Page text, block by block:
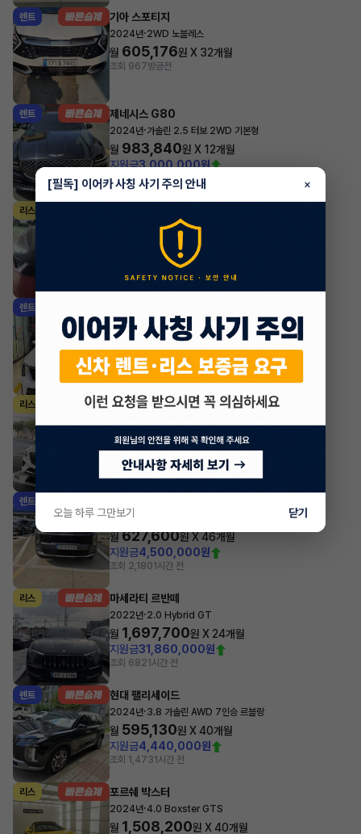
렌트 기아 스포티지
2024년·2WD 노블레스
월 605,176원 X 32개월
조회 967방금전
렌트 제네시스 G80
2024년·가솔린 2.5 터보 2WD 기본형
월 983,840원 X 12개월
지원금3,000,000원
조회 6,588방금전
리스
가솔린 2.0 터보 N DCT
594,980 원 X
8,000,000원
조회 1,7921시간 전
렌트
2024년 HEV 1.6 2WD 5인승 시그니처
월 764,700원 X 37개월
지원금4,000,000원
조회 3,585 1시간 전
리스 제네시스 GV70
월829,200원 X56개월
조회 3011시간 전
렌트
2025년
월 627,600원 X 46개월
지원금4,500,000원
조회 2,1801시간 전
리스 마세라티 르반떼
2022년·2.0 Hybrid GT
월 1,697,700원 X 24개월
지원금31,860,000원
조회 6821시간 전
렌트 현대 팰리세이드
2024년·3.8 가솔린 AWD 7인승 르블랑
월 595,130원 X40개월
지원금4,440,000원
조회 1,4731시간 전
리스 포르쉐 박스터
2024년·4.0 Boxster GTS
월 1,508,200원 X40개월
[필독] 이어카 사칭 사기 주의 안내 ×
오늘 하루 그만보기 닫기